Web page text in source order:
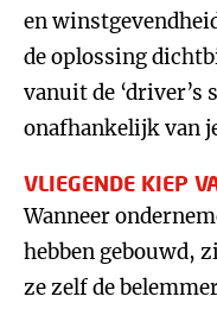
en
de oplossing
vanuit de ‘driver’s
onafhankelijk van
VLIEGENDE KIEP
Wanneer
hebben gebouwd,
ze zelf de